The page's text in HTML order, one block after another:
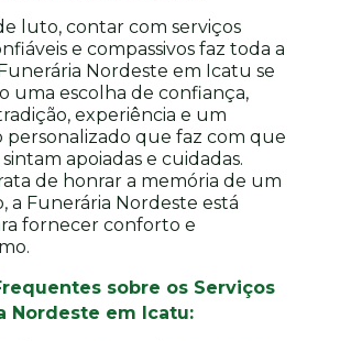
luto, contar com serviços
e compassivos faz toda a
Nordeste em Icatu se
uma escolha de confiança,
experiência e um
que faz com que
apoiadas e cuidadas.
de honrar a memória de um
a Funerária Nordeste está
fornecer conforto e
sobre os Serviços
Nordeste em Icatu: